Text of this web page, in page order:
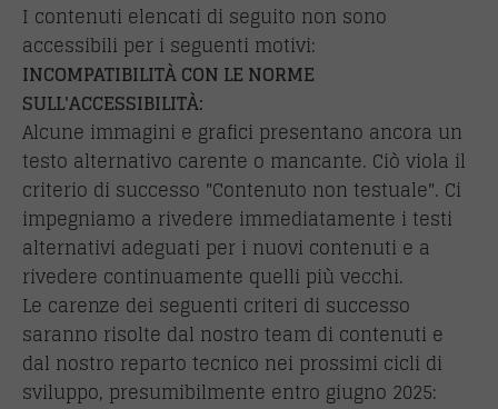
I contenuti elencati di seguito non sono
accessibili per i seguenti motivi:
INCOMPATIBILITÀ CON LE NORME
SULL'ACCESSIBILITÀ:
Alcune immagini e grafici presentano ancora un
testo alternativo carente o mancante. Ciò viola il
criterio di successo "Contenuto non testuale". Ci
impegniamo a rivedere immediatamente i testi
alternativi adeguati per i nuovi contenuti e a
rivedere continuamente quelli più vecchi.
Le carenze dei seguenti criteri di successo
saranno risolte dal nostro team di contenuti e
dal nostro reparto tecnico nei prossimi cicli di
sviluppo, presumibilmente entro giugno 2025: